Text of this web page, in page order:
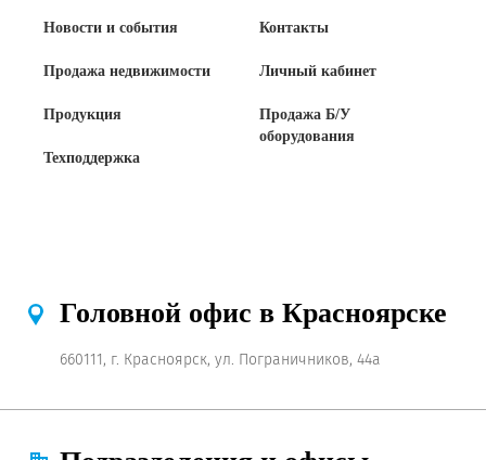
Новости и события
Продажа недвижимости
Продукция
Техподдержка
Контакты
Личный кабинет
Продажа Б/У
оборудования
Головной офис в Красноярске
660111, г. Красноярск, ул. Пограничников, 44а